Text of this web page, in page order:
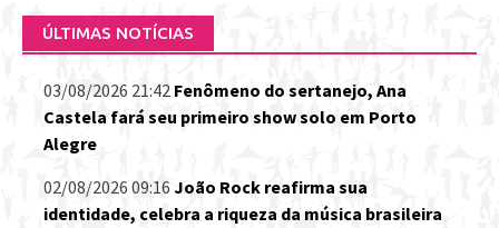
ÚLTIMAS NOTÍCIAS
03/08/2026 21:42 Fenômeno do sertanejo, Ana
Castela fará seu primeiro show solo em Porto
Alegre
02/08/2026 09:16 João Rock reafirma sua
identidade, celebra a riqueza da música brasileira